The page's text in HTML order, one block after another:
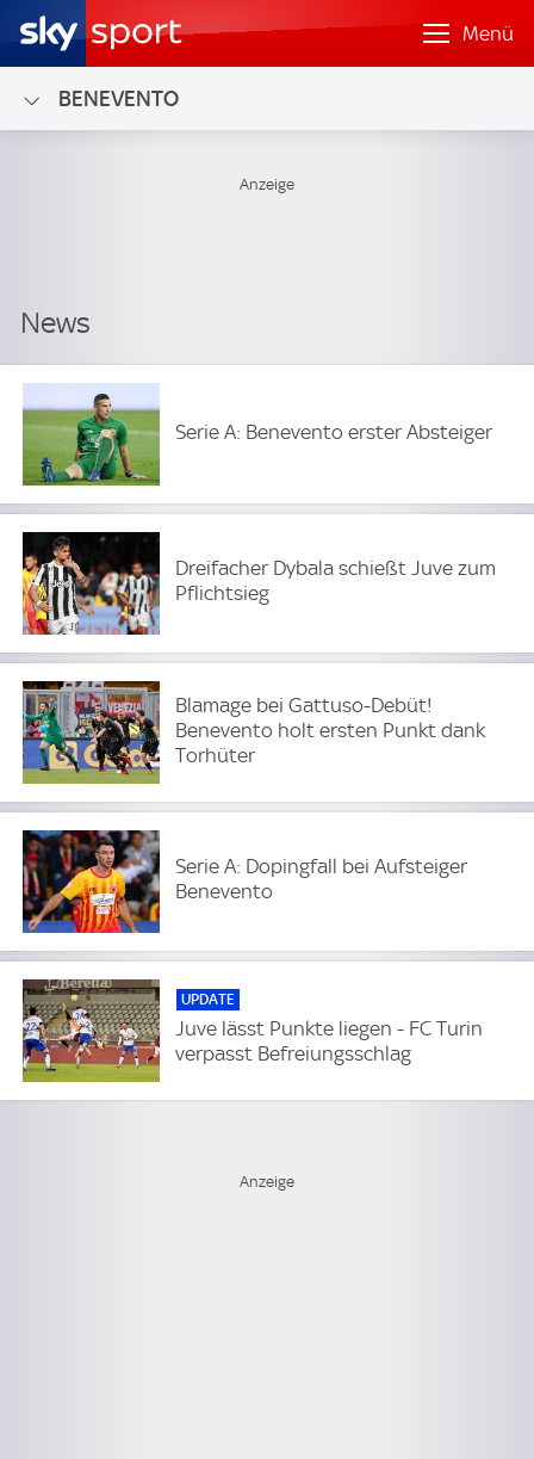
Menü
BENEVENTO
Serie A: Benevento erster Absteiger
Dreifacher Dybala schießt Juve zum
Pflichtsieg
Blamage bei Gattuso-Debüt!
Benevento holt ersten Punkt dank
Torhüter
Serie A: Dopingfall bei Aufsteiger
Benevento
UPDATE
Juve lässt Punkte liegen - FC Turin
verpasst Befreiungsschlag